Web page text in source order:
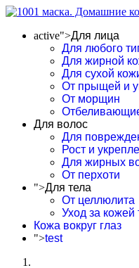
active">Для лица
Для любого
Для жирной
Для сухой
От прыщей и
От морщин
Для волос
Для
Рост и
Для жирных
От перхоти
">Для тела
От целлюлита
Уход за кожей
Кожа вокруг глаз
">test